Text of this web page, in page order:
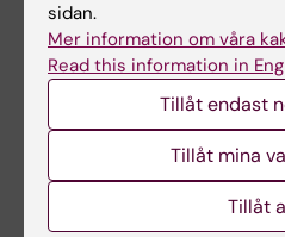
Ngoc Toan Le
+46852485292
E-post:
Organisatorisk tillhörighet:
sidan.
Mer information om våra
Read this information in
Tillåt endast
Tillåt mina
Tillåt